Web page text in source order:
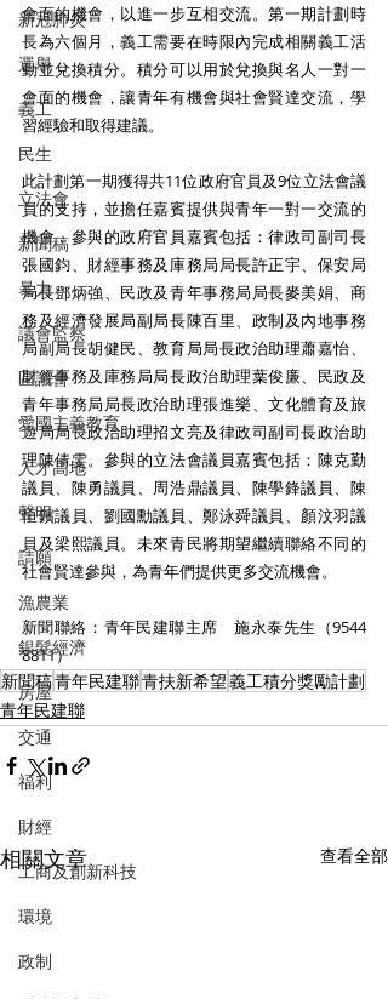
新冠肺炎
選舉
義工
民生
立法會
新聞稿
暴力
議會監察
區議會
愛國主義教育
人才高地
聲明
請願
漁農業
銀髮經濟
房屋
交通
福利
財經
工商及創新科技
環境
政制
會面的機會，以進一步互相交流。第一期計劃時
長為六個月，義工需要在時限內完成相關義工活
動並兌換積分。積分可以用於兌換與名人一對一
會面的機會，讓青年有機會與社會賢達交流，學
習經驗和取得建議。
此計劃第一期獲得共11位政府官員及9位立法會議
員的支持，並擔任嘉賓提供與青年一對一交流的
機會，參與的政府官員嘉賓包括：律政司副司長
張國鈞、財經事務及庫務局局長許正宇、保安局
局長鄧炳強、民政及青年事務局局長麥美娟、商
務及經濟發展局副局長陳百里、政制及內地事務
局副局長胡健民、教育局局長政治助理蕭嘉怡、
財經事務及庫務局局長政治助理葉俊廉、民政及
青年事務局局長政治助理張進樂、文化體育及旅
遊局局長政治助理招文亮及律政司副司長政治助
理陳倩雯。參與的立法會議員嘉賓包括：陳克勤
議員、陳勇議員、周浩鼎議員、陳學鋒議員、陳
恒鑌議員、劉國勳議員、鄭泳舜議員、顏汶羽議
員及梁熙議員。未來青民將期望繼續聯絡不同的
社會賢達參與，為青年們提供更多交流機會。
新聞聯絡：​青年民建聯主席    施永泰先生（9544
8811）
新聞稿青年民建聯青扶新希望義工積分獎勵計劃
青年民建聯
相關文章 查看全部